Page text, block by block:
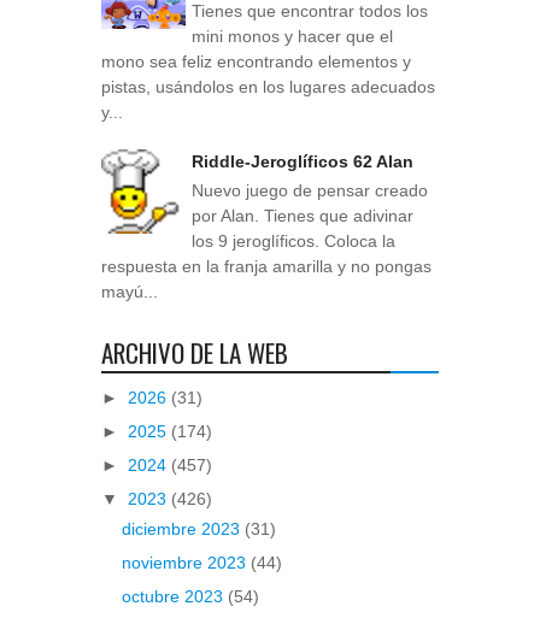
Tienes que encontrar todos los
mini monos y hacer que el
mono sea feliz encontrando elementos y
pistas, usándolos en los lugares adecuados
y...
Riddle-Jeroglíficos 62 Alan
Nuevo juego de pensar creado
por Alan. Tienes que adivinar
los 9 jeroglíficos. Coloca la
respuesta en la franja amarilla y no pongas
mayú...
ARCHIVO DE LA WEB
► 2026 (31)
► 2025 (174)
► 2024 (457)
▼ 2023 (426)
diciembre 2023 (31)
noviembre 2023 (44)
octubre 2023 (54)